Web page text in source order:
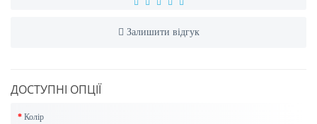
Залишити відгук
ДОСТУПНІ ОПЦІЇ
Колір